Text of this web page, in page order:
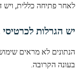
לאחר פתיחה כללית, ויש
יש הגרלות לכרטיסי
הנתונים לא מראים
בעונה הקרובה.